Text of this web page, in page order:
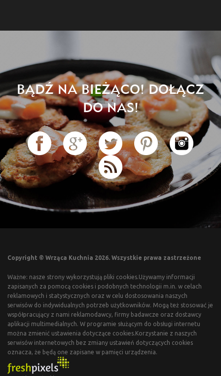
BĄDŹ NA BIEŻĄCO! DOŁĄCZ
DO NAS!
Copyright © Wrząca Kuchnia 2026. Wszystkie prawa zastrzeżone
Ważne: nasze strony wykorzystują pliki cookies.Używamy informacji
zapisanych za pomocą cookies i podobnych technologii m.in. w celach
reklamowych i statystycznych oraz w celu dostosowania naszych
serwisów do indywidualnych potrzeb użytkowników. Mogą też stosować je
współpracujący z nami reklamodawcy, firmy badawcze oraz dostawcy
aplikacji multimedialnych. W programie służącym do obsługi internetu
można zmienić ustawienia dotyczące cookies.Korzystanie z naszych
serwisów internetowych bez zmiany ustawień dotyczących cookies
oznacza, że będą one zapisane w pamięci urządzenia.